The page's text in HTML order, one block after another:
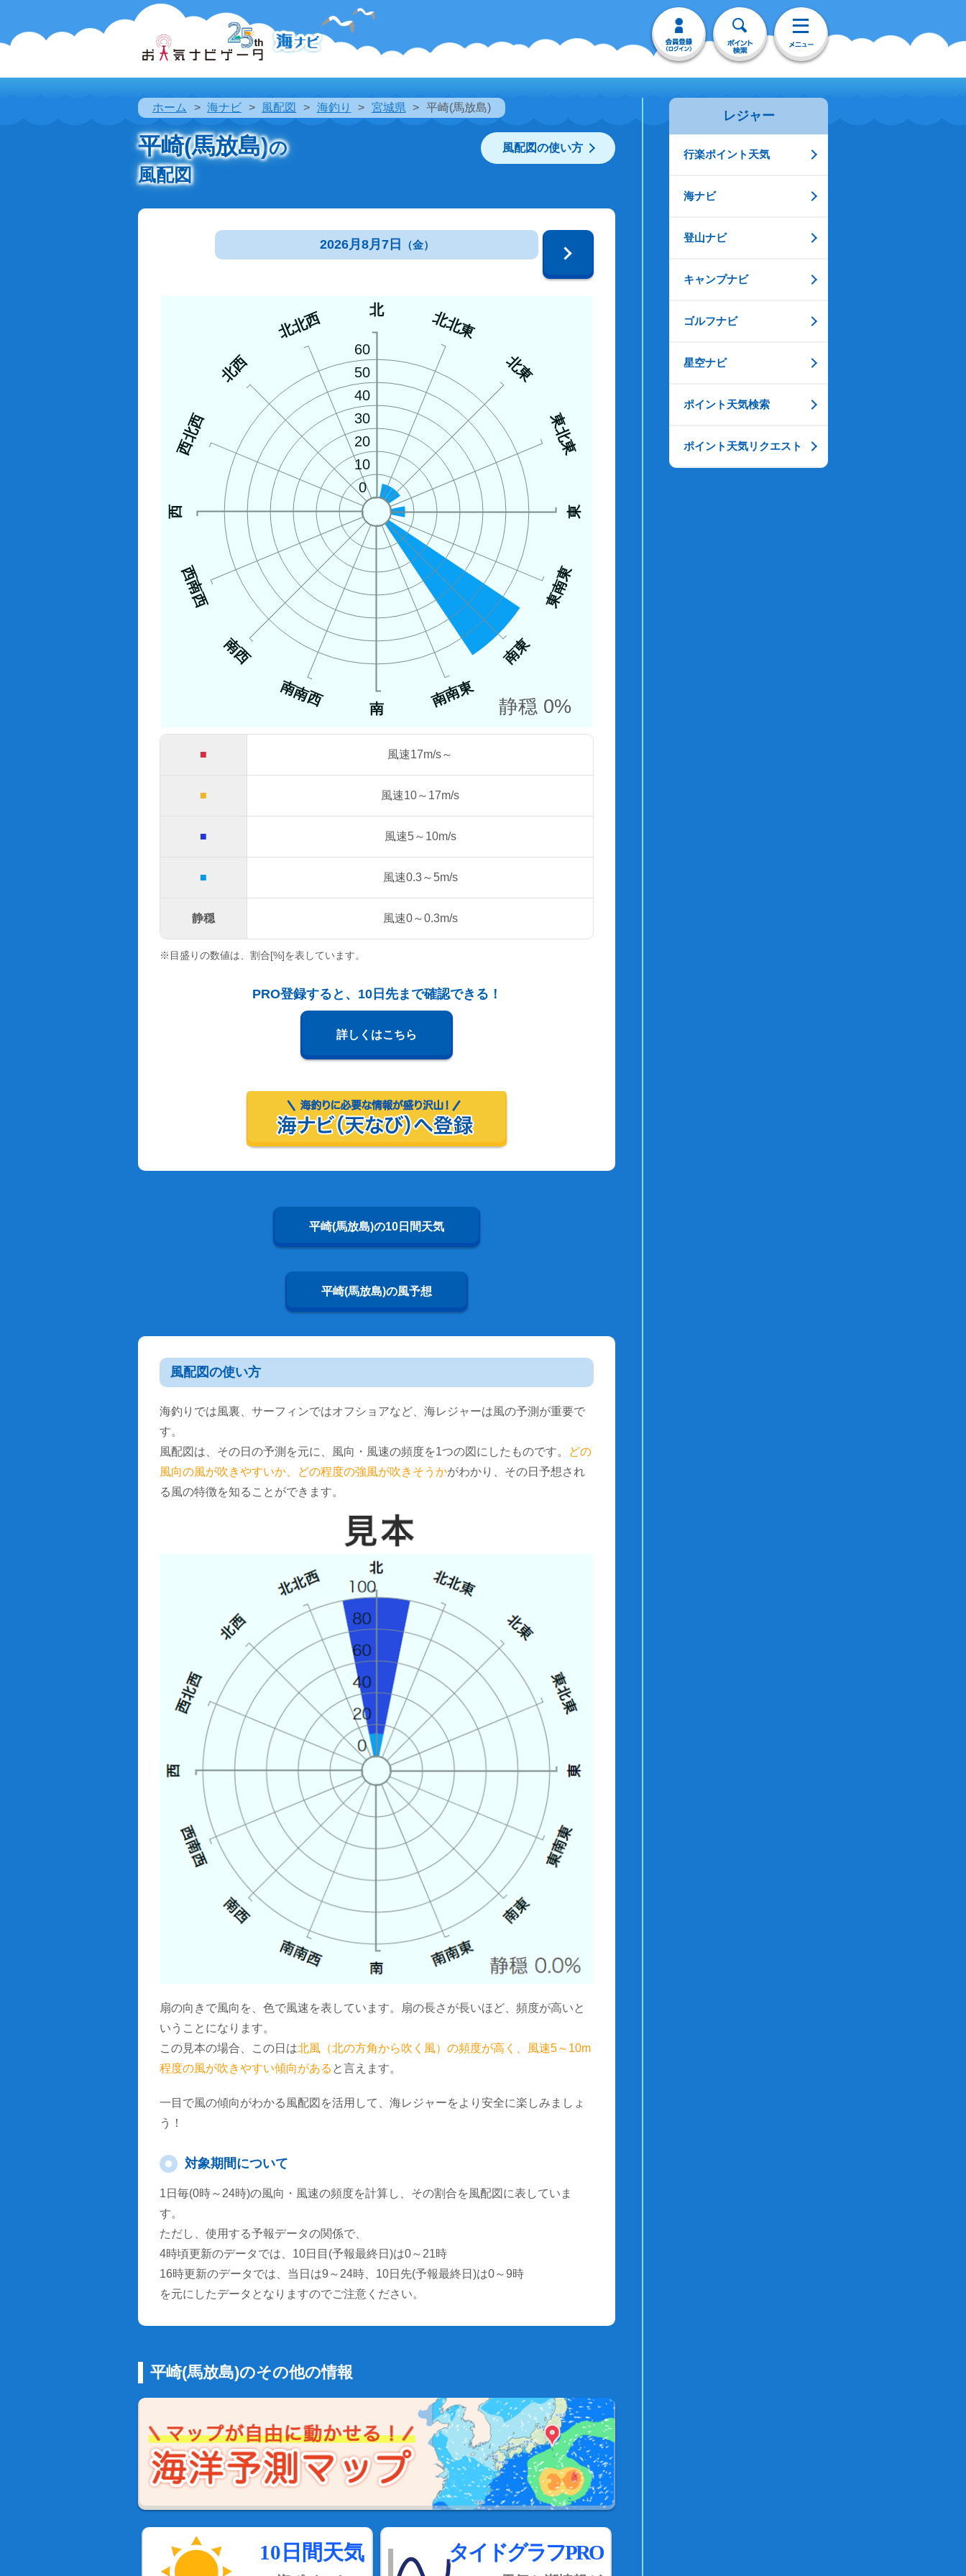
ホーム 海ナビ 風配図 海釣り 宮城県 平崎(馬放島)
平崎(馬放島)の
風配図
風配図の使い方
2026月8月7日 （金）
北 北北東
北東
東北東
東
東南東
南東
南南東
南
南南西
南西
西南西
西
西北西
北西
北北西
0
10
20
30
40
50
60
静穏 0%
■ 風速17m/s～
■ 風速10～17m/s
■ 風速5～10m/s
■ 風速0.3～5m/s
静穏 風速0～0.3m/s
※目盛りの数値は、割合[%]を表しています。
PRO登録すると、10日先まで確認できる！
詳しくはこちら
平崎(馬放島)の10日間天気
平崎(馬放島)の風予想
風配図の使い方
海釣りでは風裏、サーフィンではオフショアなど、海レジャーは風の予測が重要で
す。
風配図は、その日の予測を元に、風向・風速の頻度を1つの図にしたものです。
どの
風向の風が吹きやすいか、どの程度の強風が吹きそうかがわかり、その日予想され
る風の特徴を知ることができます。
扇の向きで風向を、色で風速を表しています。扇の長さが長いほど、頻度が高いと
いうことになります。
この見本の場合、この日は北風（北の方角から吹く風）の頻度が高く、風速5～10m
程度の風が吹きやすい傾向がある と言えます。
一目で風の傾向がわかる風配図を活用して、海レジャーをより安全に楽しみましょ
う！
対象期間について
1日毎(0時～24時)の風向・風速の頻度を計算し、その割合を風配図に表していま
す。
ただし、使用する予報データの関係で、
4時頃更新のデータでは、10日目(予報最終日)は0～21時
16時更新のデータでは、当日は9～24時、10日先(予報最終日)は0～9時
を元にしたデータとなりますのでご注意ください。
平崎(馬放島)のその他の情報
10日間天気 タイドグラフPRO
レジャー
行楽ポイント天気
海ナビ
登山ナビ
キャンプナビ
ゴルフナビ
星空ナビ
ポイント天気検索
ポイント天気リクエスト